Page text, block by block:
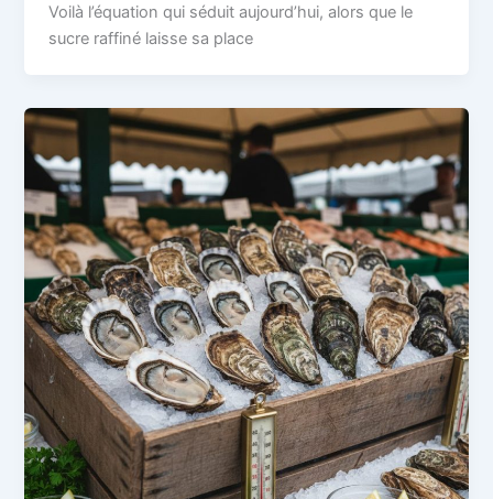
Voilà l’équation qui séduit aujourd’hui, alors que le
sucre raffiné laisse sa place